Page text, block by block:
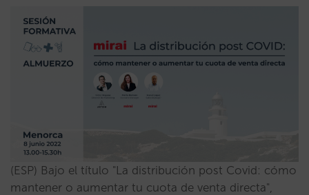
(ESP) Bajo el título "La distribución post Covid: cómo
mantener o aumentar tu cuota de venta directa",